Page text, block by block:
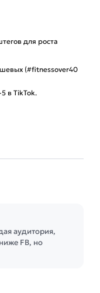
для роста
(#fitnessover40
в TikTok.
аудитория,
FB, но